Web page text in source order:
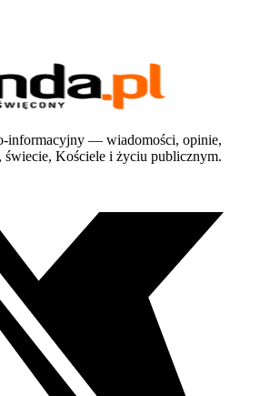
informacyjny — wiadomości, opinie,
świecie, Kościele i życiu publicznym.